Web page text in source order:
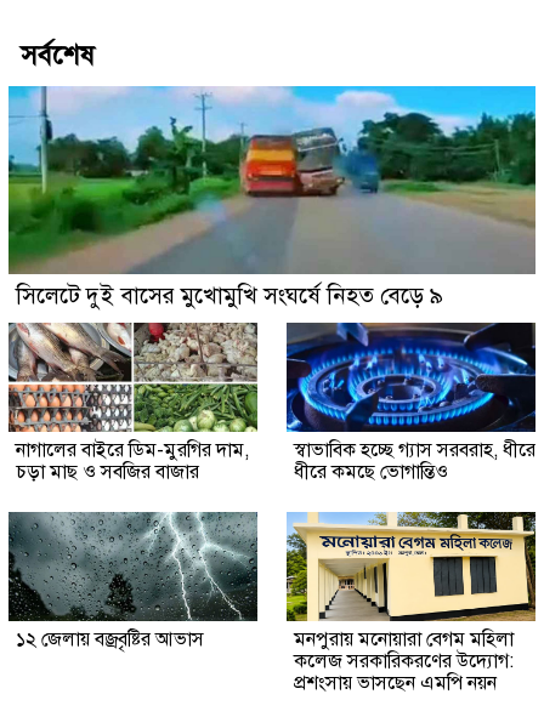
সর্বশেষ
সিলেটে দুই বাসের মুখোমুখি সংঘর্ষে নিহত বেড়ে ৯
নাগালের বাইরে ডিম-মুরগির দাম,
চড়া মাছ ও সবজির বাজার
স্বাভাবিক হচ্ছে গ্যাস সরবরাহ, ধীরে
ধীরে কমছে ভোগান্তিও
১২ জেলায় বজ্রবৃষ্টির আভাস
মনপুরায় মনোয়ারা বেগম মহিলা
কলেজ সরকারিকরণের উদ্যোগ:
প্রশংসায় ভাসছেন এমপি নয়ন